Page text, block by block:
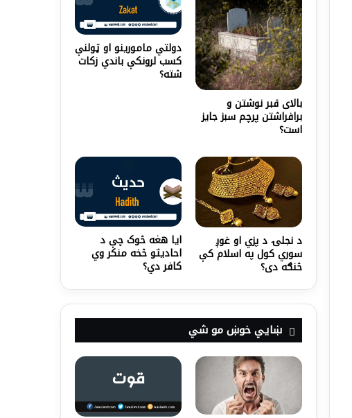
بالای قبر نوشتن و
برافراشتن پرچم سبز جایز
است؟
دولتي مامورینو او ټولنې
کسب لرونکې باندي زکات
شته؟
د نجلۍ د پزي او غوږ
سوري کول په اسلام کې
څنګه دی؟
ایا هغه څوک چې د
احادیثو څخه منکر وي
کافر دي؟
ښايي خوښ مو شي